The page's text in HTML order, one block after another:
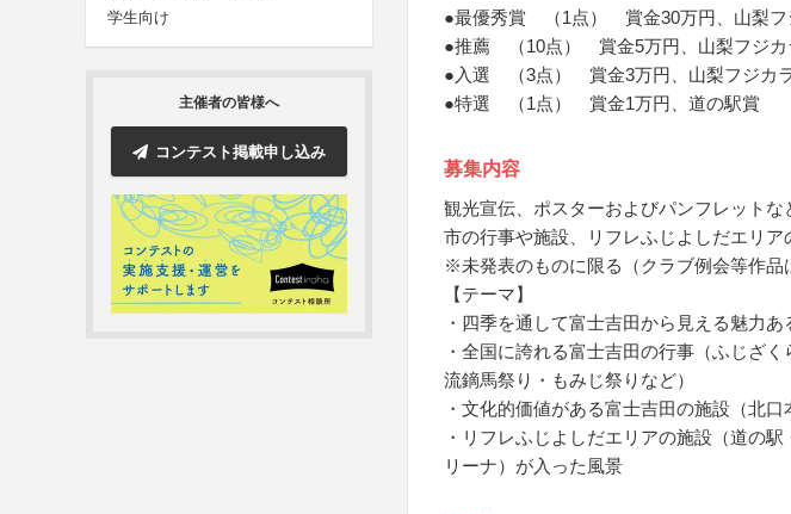
学生向け
主催者の皆様へ
コンテスト掲載申し込み
●最優秀賞 （1点） 賞金30万円、山梨フ
●推薦 （10点） 賞金5万円、山梨フジカ
●入選 （3点） 賞金3万円、山梨フジカ
●特選 （1点） 賞金1万円、道の駅賞
募集内容
観光宣伝、ポスターおよびパンフレット
市の行事や施設、リフレふじよしだエリア
※未発表のものに限る（クラブ例会等作品
【テーマ】
・四季を通して富士吉田から見える魅力あ
・全国に誇れる富士吉田の行事（ふじざ
流鏑馬祭り・もみじ祭りなど）
・文化的価値がある富士吉田の施設（北
・リフレふじよしだエリアの施設（道の
リーナ）が入った風景